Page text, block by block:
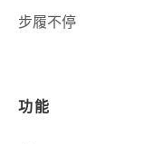
步履不停
功能